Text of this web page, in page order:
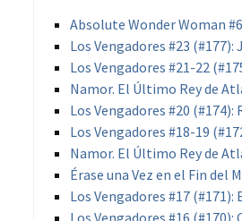
Absolute Wonder Woman
Los Vengadores #23
Los Vengadores #21-22
Namor. El Último Rey de
Los Vengadores #20
Los Vengadores #18-19
Namor. El Último Rey de
Érase una Vez en el Fin del
Los Vengadores #17 (#171):